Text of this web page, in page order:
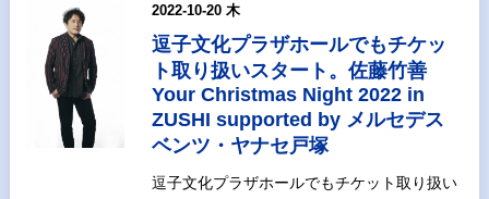
2022-10-20 木
逗子文化プラザホールでもチケッ
ト取り扱いスタート。佐藤竹善
Your Christmas Night 2022 in
ZUSHI supported by メルセデス
ベンツ・ヤナセ戸塚
逗子文化プラザホールでもチケット取り扱い